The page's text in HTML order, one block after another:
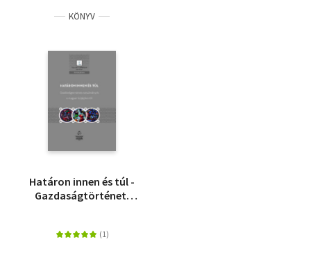
KÖNYV
Határon innen és túl -
Gazdaságtörténeti